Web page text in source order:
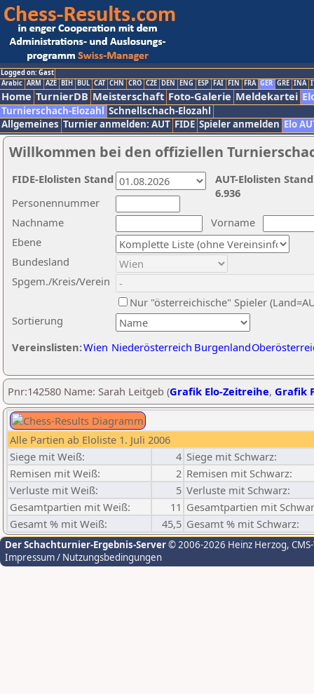
Logged on: Gast
Arabic ARM AZE BIH BUL CAT CHN CRO CZE DEN ENG ESP FAI FIN FRA GER GRE INA
Home TurnierDB Meisterschaft Foto-Galerie Meldekartei
Turnierschach-Elozahl Schnellschach-Elozahl
Allgemeines Turnier anmelden: AUT FIDE Spieler anmelden Elo
Willkommen bei den offiziellen
Nachname
Vorname
Ebene
Sortierung
Personennummer
Bundesland
Spgem./Kreis/Verein
Nur "österreichische" Spieler
Vereinslisten:Wien Niederösterreich Burgenland
AUT-Elolisten
6.936
FIDE-Elolisten Stand
Pnr:142580 Name: Sarah Leitgeb (Grafik Elo-Zeitreihe, Grafik
Alle Partien ab Eloliste 1. Juli 2006
Siege mit Weiß:
4 Siege mit Schwarz:
Remisen mit Weiß:
2 Remisen mit Schwarz:
Verluste mit Weiß:
5 Verluste mit Schwarz:
Gesamtpartien mit Weiß:
11 Gesamtpartien mit
Gesamt % mit Weiß:
45,5 Gesamt % mit Schwarz:
Der Schachturnier-Ergebnis-Server© 2006-2026 Heinz Herzog,
Impressum / Nutzungsbedingungen